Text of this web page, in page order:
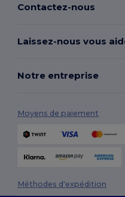
Contactez-nous
Laissez-nous vous
Notre entreprise
Moyens de paiement
Méthodes d'expédition